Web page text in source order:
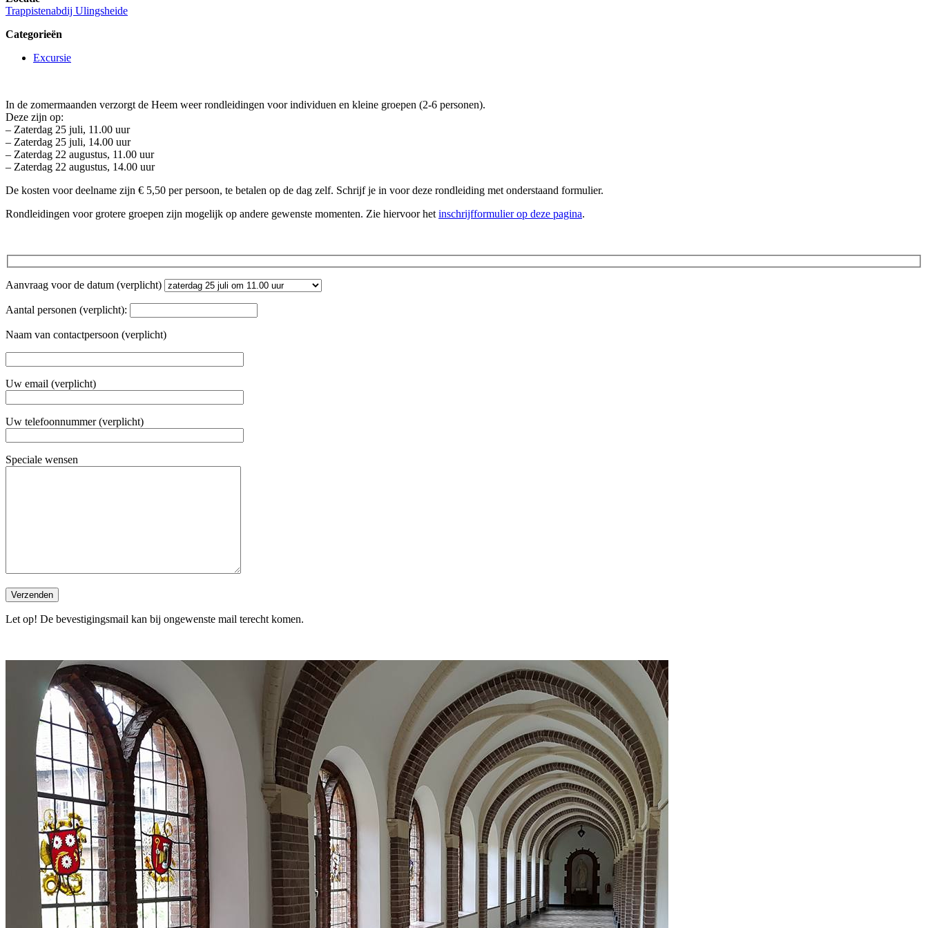
Trappistenabdij Ulingsheide
Categorieën
Excursie
In de zomermaanden verzorgt de Heem weer rondleidingen voor individuen en kleine groepen (2-6 personen).
Deze zijn op:
– Zaterdag 25 juli, 11.00 uur
– Zaterdag 25 juli, 14.00 uur
– Zaterdag 22 augustus, 11.00 uur
– Zaterdag 22 augustus, 14.00 uur
De kosten voor deelname zijn € 5,50 per persoon, te betalen op de dag zelf. Schrijf je in voor deze rondleiding met onderstaand formulier.
Rondleidingen voor grotere groepen zijn mogelijk op andere gewenste momenten. Zie hiervoor het inschrijfformulier op deze pagina.
Aanvraag voor de datum (verplicht)
Aantal personen (verplicht):
Naam van contactpersoon (verplicht)
Uw email (verplicht)
Uw telefoonnummer (verplicht)
Speciale wensen
Let op! De bevestigingsmail kan bij ongewenste mail terecht komen.